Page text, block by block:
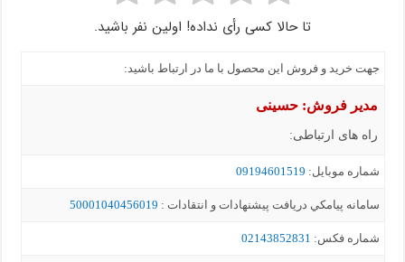
تا حالا کسی رأی نداده! اولین نفر باشید.
جهت خرید و فروش این محصول با ما در ارتباط باشید:
مدیر فروش: حسینی
راه های ارتباطی:
شماره موبايل: 09194601519
سامانه پيامکي دریافت پیشنهادات و انتقادات : 50001040456019
شماره فکس: 02143852831